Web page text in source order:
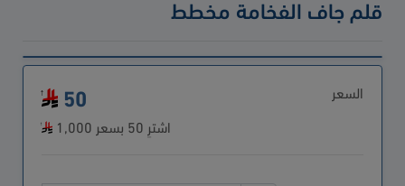
قلم جاف الفخامة مخطط
السعر 50
اشترِ 50 بسعر 1,000